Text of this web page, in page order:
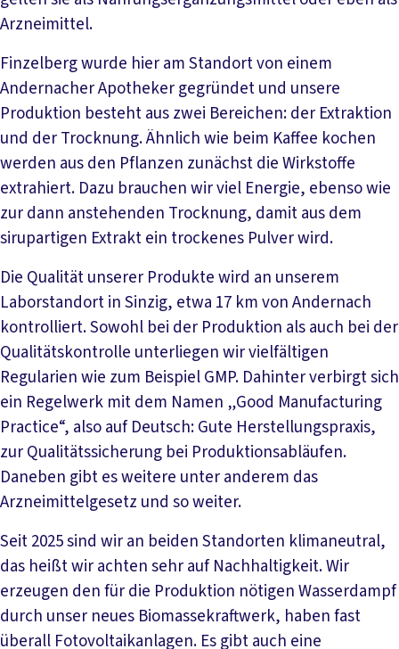
Arzneimittel.
Finzelberg wurde hier am Standort von einem
Andernacher Apotheker gegründet und unsere
Produktion besteht aus zwei Bereichen: der Extraktion
und der Trocknung. Ähnlich wie beim Kaffee kochen
werden aus den Pflanzen zunächst die Wirkstoffe
extrahiert. Dazu brauchen wir viel Energie, ebenso wie
zur dann anstehenden Trocknung, damit aus dem
sirupartigen Extrakt ein trockenes Pulver wird.
Die Qualität unserer Produkte wird an unserem
Laborstandort in Sinzig, etwa 17 km von Andernach
kontrolliert. Sowohl bei der Produktion als auch bei der
Qualitätskontrolle unterliegen wir vielfältigen
Regularien wie zum Beispiel GMP. Dahinter verbirgt sich
ein Regelwerk mit dem Namen „Good Manufacturing
Practice“, also auf Deutsch: Gute Herstellungspraxis,
zur Qualitätssicherung bei Produktionsabläufen.
Daneben gibt es weitere unter anderem das
Arzneimittelgesetz und so weiter.
Seit 2025 sind wir an beiden Standorten klimaneutral,
das heißt wir achten sehr auf Nachhaltigkeit. Wir
erzeugen den für die Produktion nötigen Wasserdampf
durch unser neues Biomassekraftwerk, haben fast
überall Fotovoltaikanlagen. Es gibt auch eine